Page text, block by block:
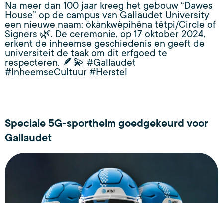
Na meer dan 100 jaar kreeg het gebouw “Dawes
House” op de campus van Gallaudet University
een nieuwe naam: òkànkwèpihëna tëtpi/Circle of
Signers 🌿. De ceremonie, op 17 oktober 2024,
erkent de inheemse geschiedenis en geeft de
universiteit de taak om dit erfgoed te
respecteren. 🪶💫 #Gallaudet
#InheemseCultuur #Herstel
Speciale 5G-sporthelm goedgekeurd voor
Gallaudet